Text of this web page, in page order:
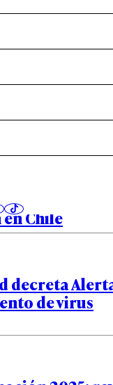
Chile
decreta
de virus